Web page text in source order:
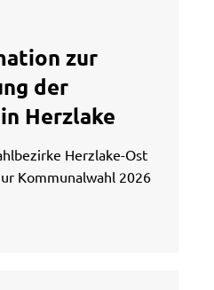
zur
der
Herzlake
Herzlake-Ost
Kommunalwahl 2026